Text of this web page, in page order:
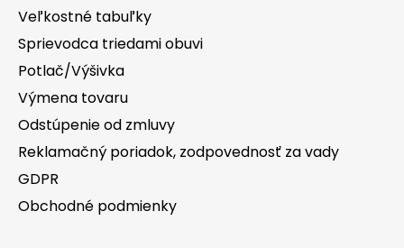
Veľkostné tabuľky
Sprievodca triedami obuvi
Potlač/Výšivka
Výmena tovaru
Odstúpenie od zmluvy
Reklamačný poriadok, zodpovednosť za vady
GDPR
Obchodné podmienky